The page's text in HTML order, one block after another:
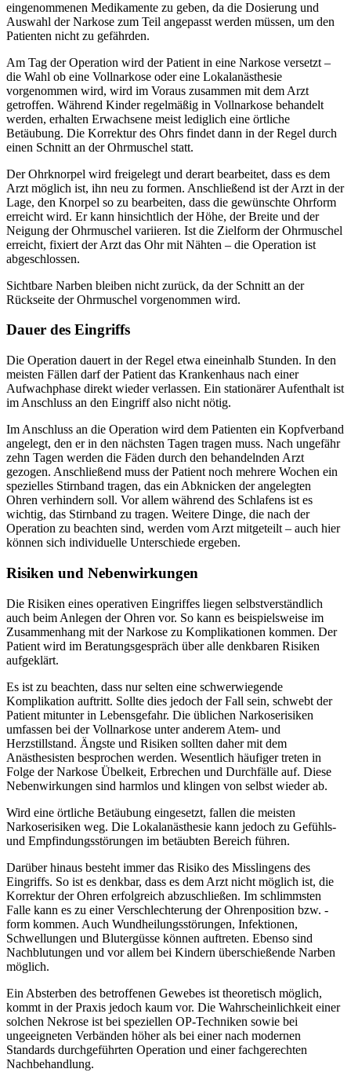
eingenommenen Medikamente zu geben, da die Dosierung und
Auswahl der Narkose zum Teil angepasst werden müssen, um den
Patienten nicht zu gefährden.
Am Tag der Operation wird der Patient in eine Narkose versetzt –
die Wahl ob eine Vollnarkose oder eine Lokalanästhesie
vorgenommen wird, wird im Voraus zusammen mit dem Arzt
getroffen. Während Kinder regelmäßig in Vollnarkose behandelt
werden, erhalten Erwachsene meist lediglich eine örtliche
Betäubung. Die Korrektur des Ohrs findet dann in der Regel durch
einen Schnitt an der Ohrmuschel statt.
Der Ohrknorpel wird freigelegt und derart bearbeitet, dass es dem
Arzt möglich ist, ihn neu zu formen. Anschließend ist der Arzt in der
Lage, den Knorpel so zu bearbeiten, dass die gewünschte Ohrform
erreicht wird. Er kann hinsichtlich der Höhe, der Breite und der
Neigung der Ohrmuschel variieren. Ist die Zielform der Ohrmuschel
erreicht, fixiert der Arzt das Ohr mit Nähten – die Operation ist
abgeschlossen.
Sichtbare Narben bleiben nicht zurück, da der Schnitt an der
Rückseite der Ohrmuschel vorgenommen wird.
Dauer des Eingriffs
Die Operation dauert in der Regel etwa eineinhalb Stunden. In den
meisten Fällen darf der Patient das Krankenhaus nach einer
Aufwachphase direkt wieder verlassen. Ein stationärer Aufenthalt ist
im Anschluss an den Eingriff also nicht nötig.
Im Anschluss an die Operation wird dem Patienten ein Kopfverband
angelegt, den er in den nächsten Tagen tragen muss. Nach ungefähr
zehn Tagen werden die Fäden durch den behandelnden Arzt
gezogen. Anschließend muss der Patient noch mehrere Wochen ein
spezielles Stirnband tragen, das ein Abknicken der angelegten
Ohren verhindern soll. Vor allem während des Schlafens ist es
wichtig, das Stirnband zu tragen. Weitere Dinge, die nach der
Operation zu beachten sind, werden vom Arzt mitgeteilt – auch hier
können sich individuelle Unterschiede ergeben.
Risiken und Nebenwirkungen
Die Risiken eines operativen Eingriffes liegen selbstverständlich
auch beim Anlegen der Ohren vor. So kann es beispielsweise im
Zusammenhang mit der Narkose zu Komplikationen kommen. Der
Patient wird im Beratungsgespräch über alle denkbaren Risiken
aufgeklärt.
Es ist zu beachten, dass nur selten eine schwerwiegende
Komplikation auftritt. Sollte dies jedoch der Fall sein, schwebt der
Patient mitunter in Lebensgefahr. Die üblichen Narkoserisiken
umfassen bei der Vollnarkose unter anderem Atem- und
Herzstillstand. Ängste und Risiken sollten daher mit dem
Anästhesisten besprochen werden. Wesentlich häufiger treten in
Folge der Narkose Übelkeit, Erbrechen und Durchfälle auf. Diese
Nebenwirkungen sind harmlos und klingen von selbst wieder ab.
Wird eine örtliche Betäubung eingesetzt, fallen die meisten
Narkoserisiken weg. Die Lokalanästhesie kann jedoch zu Gefühls-
und Empfindungsstörungen im betäubten Bereich führen.
Darüber hinaus besteht immer das Risiko des Misslingens des
Eingriffs. So ist es denkbar, dass es dem Arzt nicht möglich ist, die
Korrektur der Ohren erfolgreich abzuschließen. Im schlimmsten
Falle kann es zu einer Verschlechterung der Ohrenposition bzw. -
form kommen. Auch Wundheilungsstörungen, Infektionen,
Schwellungen und Blutergüsse können auftreten. Ebenso sind
Nachblutungen und vor allem bei Kindern überschießende Narben
möglich.
Ein Absterben des betroffenen Gewebes ist theoretisch möglich,
kommt in der Praxis jedoch kaum vor. Die Wahrscheinlichkeit einer
solchen Nekrose ist bei speziellen OP-Techniken sowie bei
ungeeigneten Verbänden höher als bei einer nach modernen
Standards durchgeführten Operation und einer fachgerechten
Nachbehandlung.